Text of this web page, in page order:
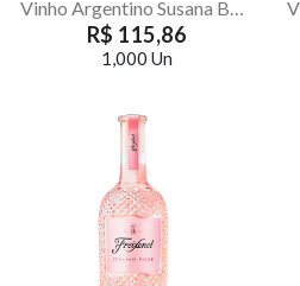
Vinho Argentino Susana Balbo Tradicion Malbec 750ml
R$ 115,86
1,000 Un